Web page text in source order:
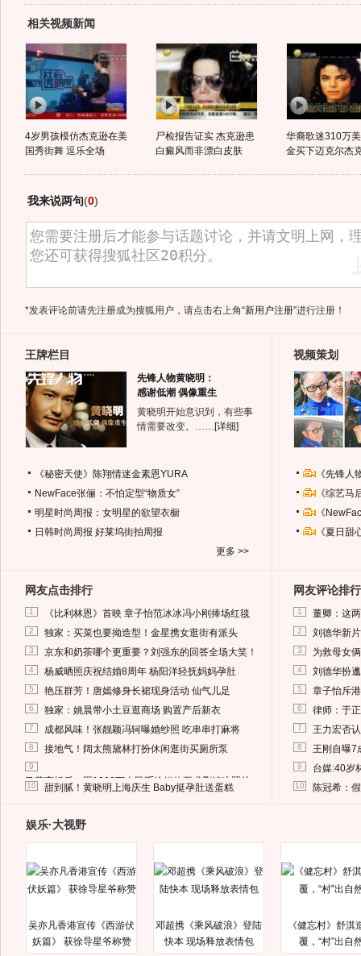
相关视频新闻
4岁男孩模仿杰克逊在美
国秀街舞 逗乐全场
尸检报告证实 杰克逊患
白癜风而非漂白皮肤
华裔歌迷310万
金买下迈克尔杰
我来说两句(0)
*发表评论前请先注册成为搜狐用户，请点击右上角“新用户注册”进行注册！
王牌栏目
先锋人物黄晓明：
感谢低潮 偶像重生
黄晓明开始意识到，有些事
情需要改变。…… [详细]
《秘密天使》陈翔情迷金素恩YURA
NewFace张俪：不怕定型“物质女”
明星时尚周报：女明星的欲望衣橱
日韩时尚周报 好莱坞街拍周报
更多 >>
视频策划
《先锋
《综艺
《
《夏日
网友点击排行
1 《比利林恩》首映 章子怡范冰冰冯小刚捧场红毯
2 独家：买菜也要拗造型！金星携女逛街有派头
3 京东和奶茶哪个更重要？刘强东的回答全场大笑！
4 杨威晒照庆祝结婚8周年 杨阳洋轻抚妈妈孕肚
5 艳压群芳！唐嫣修身长裙现身活动 仙气儿足
6 独家：姚晨带小土豆逛商场 购置产后新衣
7 成都风味！张靓颖冯轲曝婚纱照 吃串串打麻将
8 接地气！阔太熊黛林打扮休闲逛街买厕所泵
9
马蓉离婚后，砸1000万人民币给媒体要求删掉这照片
10 甜到腻！黄晓明上海庆生 Baby挺孕肚送蛋糕
网友评论排行
1 董卿：这
2 刘德华新
3 为救母女
4 刘德华扮
5 章子怡斥
6 律师：于
7 王力宏否
8 王刚自曝7
9 台媒:40岁
10 陈冠希：
娱乐·大视野
吴亦凡香港宣传《西游伏
妖篇》 获徐导星爷称赞
邓超携《乘风破浪》登陆
快本 现场释放表情包
《健忘村》舒淇
覆，“村”出自